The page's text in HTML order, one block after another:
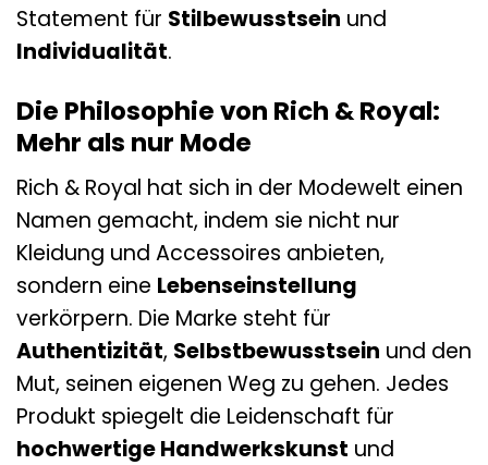
Statement für Stilbewusstsein und
Individualität.
Die Philosophie von Rich & Royal:
Mehr als nur Mode
Rich & Royal hat sich in der Modewelt einen
Namen gemacht, indem sie nicht nur
Kleidung und Accessoires anbieten,
sondern eine Lebenseinstellung
verkörpern. Die Marke steht für
Authentizität, Selbstbewusstsein und den
Mut, seinen eigenen Weg zu gehen. Jedes
Produkt spiegelt die Leidenschaft für
hochwertige Handwerkskunst und